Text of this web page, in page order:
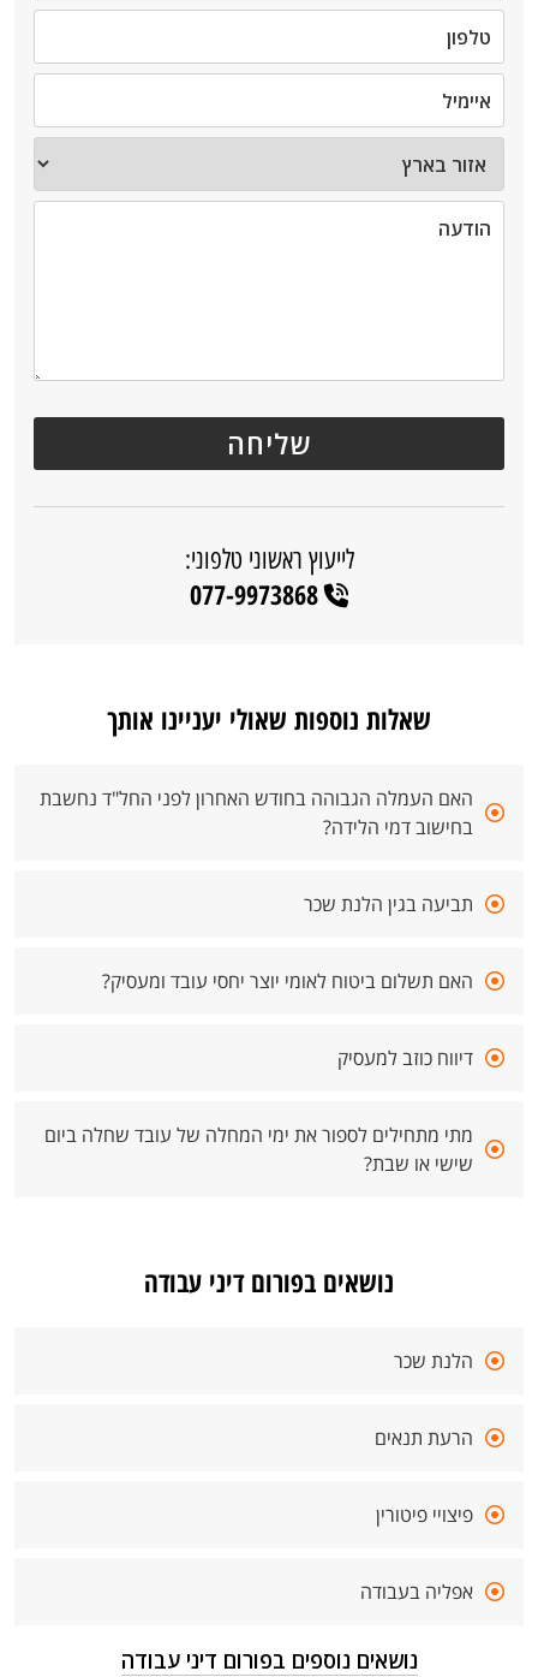
לייעוץ ראשוני טלפוני:
077-9973868
שאלות נוספות שאולי יעניינו אותך
האם העמלה הגבוהה בחודש האחרון לפני החל"ד נחשבת
בחישוב דמי הלידה?
תביעה בגין הלנת שכר
האם תשלום ביטוח לאומי יוצר יחסי עובד ומעסיק?
דיווח כוזב למעסיק
מתי מתחילים לספור את ימי המחלה של עובד שחלה ביום
שישי או שבת?
נושאים בפורום דיני עבודה
הלנת שכר
הרעת תנאים
פיצויי פיטורין
אפליה בעבודה
נושאים נוספים בפורום דיני עבודה